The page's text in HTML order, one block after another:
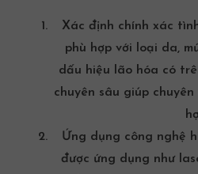
Xác định chính xác
phù hợp với loại da,
dấu hiệu lão hóa có
chuyên sâu giúp
Ứng dụng công nghệ
được ứng dụng như